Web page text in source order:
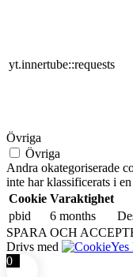
yt.innertube::requests
Övriga
Övriga
Andra okategoriserade
inte har klassificerats i
Cookie Varaktighet
pbid
6 months
SPARA OCH
Drivs med
0